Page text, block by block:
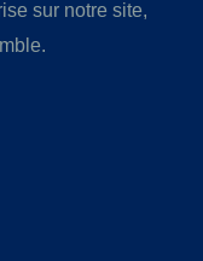
sur notre site,